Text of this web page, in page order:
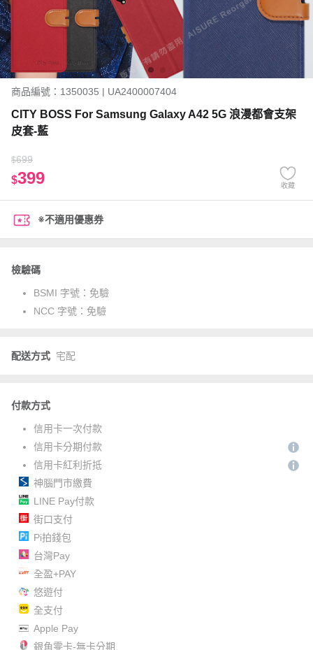
商品編號：1350035 | UA2400007404
CITY BOSS For Samsung Galaxy A42 5G 浪漫都會支架
皮套-藍
$699
$399 收藏
※不適用優惠券
檢驗碼
BSMI 字號： 免驗
NCC 字號： 免驗
配送方式 宅配
付款方式
信用卡一次付款
信用卡分期付款
信用卡紅利折抵
神腦門市繳費
LINE Pay付款
街口支付
Pi拍錢包
台灣Pay
全盈+PAY
悠遊付
全支付
Apple Pay
銀角零卡-無卡分期